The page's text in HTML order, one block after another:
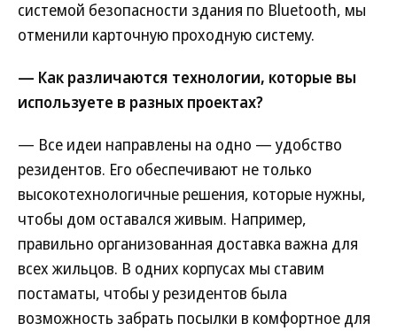
системой безопасности здания по Bluetooth, мы
отменили карточную проходную систему.
— Как различаются технологии, которые вы
используете в разных проектах?
— Все идеи направлены на одно — удобство
резидентов. Его обеспечивают не только
высокотехнологичные решения, которые нужны,
чтобы дом оставался живым. Например,
правильно организованная доставка важна для
всех жильцов. В одних корпусах мы ставим
постаматы, чтобы у резидентов была
возможность забрать посылки в комфортное для